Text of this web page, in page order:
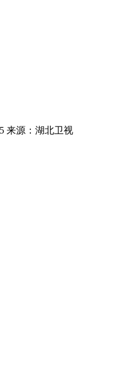
来源：湖北卫视